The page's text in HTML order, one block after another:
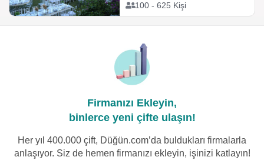
100 - 625 Kişi
Firmanızı Ekleyin,
binlerce yeni çifte ulaşın!
Her yıl 400.000 çift, Düğün.com’da buldukları firmalarla
anlaşıyor. Siz de hemen firmanızı ekleyin, işinizi katlayın!